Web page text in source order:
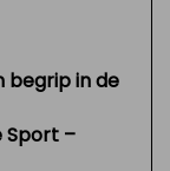
begrip in de
Sport –